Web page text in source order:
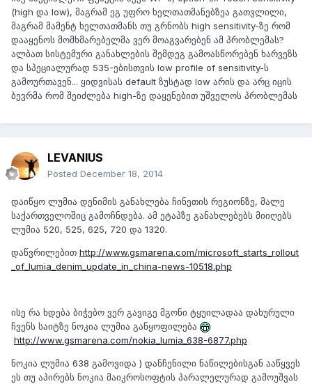
(high და low), მაგრამ ეგ უფრო ხელთათმანებზეა გათვლილი,
მაგრამ მამენტ ხელთათმანს თუ გრნობს high sensitivity-ზე რომ
დააყენოს მომხმარებელმა ვერ მოაგვარებენ ამ პრობლემას?
ალბათ სისტემური განახლების შემდეგ გამოასწორებენ ხარვეზს
და სპეციალურად 535-ებისთვის low profile of sensitivity-ს
გამოურთავენ... ყიდვისას default ზუსტად low არის და არც იცის
ბევრმა რომ შეიძლება high-ზე დაყენებით უშველოს პრობლემას
LEVANIUS
Posted December 18, 2014
დაიწყო ლუმია დენიმის განახლება ჩინეთის რეგიონზე, მალე
საქართველოშიც გამოჩნდება. ამ ეტაპზე განახლებებს მიიღებს
ლუმია 520, 525, 625, 720 და 1320.
დაწვრილებით http://www.gsmarena.com/microsoft_starts_rollout
_of_lumia_denim_update_in_china-news-10518.php
ისე რა ხდება ბიჭებო ვერ გავიგე მგონი ტყუილადაა დახურული
ჩვენს საიტზე ნოკია ლუმია განყოფილება
http://www.gsmarena.com/nokia_lumia_638-6877.php
ნოკია ლუმია 638 გამოვიდა ) დანჩენილი ნაწილებისგან ააწყვეს
ეს თუ აპირებს ნოკია მაიკროსოფტის პარალელურად გამოუშვას